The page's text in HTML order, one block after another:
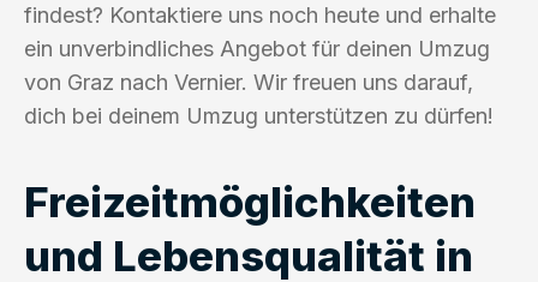
findest? Kontaktiere uns noch heute und erhalte
ein unverbindliches Angebot für deinen Umzug
von Graz nach Vernier. Wir freuen uns darauf,
dich bei deinem Umzug unterstützen zu dürfen!
Freizeitmöglichkeiten
und Lebensqualität in